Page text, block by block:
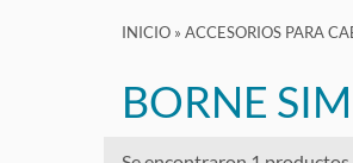
INICIO » ACCESORIOS PARA
BORNE